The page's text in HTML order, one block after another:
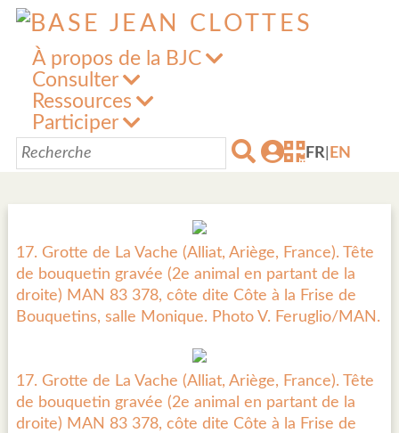
À propos de la BJC
Consulter
Ressources
Participer
FR EN
17. Grotte de La Vache (Alliat, Ariège, France). Tête
de bouquetin gravée (2e animal en partant de la
droite) MAN 83 378, côte dite Côte à la Frise de
Bouquetins, salle Monique. Photo V. Feruglio/MAN.
17. Grotte de La Vache (Alliat, Ariège, France). Tête
de bouquetin gravée (2e animal en partant de la
droite) MAN 83 378, côte dite Côte à la Frise de